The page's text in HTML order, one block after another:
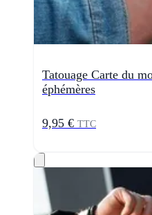
Tatouage Carte du
éphémères
9,95 € TTC